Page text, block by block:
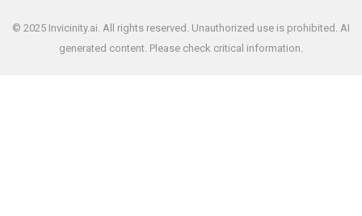
© 2025 Invicinity.ai. All rights reserved. Unauthorized use is prohibited. AI
generated content. Please check critical information.